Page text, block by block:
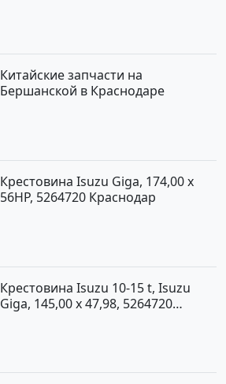
Китайские запчасти на
Бершанской в Краснодаре
Крестовина Isuzu Giga, 174,00 x
56HP, 5264720 Краснодар
Крестовина Isuzu 10-15 t, Isuzu
Giga, 145,00 x 47,98, 5264720